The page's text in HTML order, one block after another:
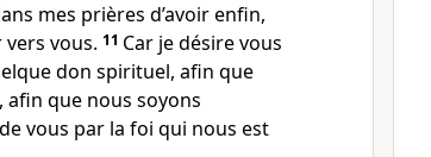
mes prières d’avoir enfin,
vers vous. 11 Car je désire vous
don spirituel, afin que
que nous soyons
vous par la foi qui nous est